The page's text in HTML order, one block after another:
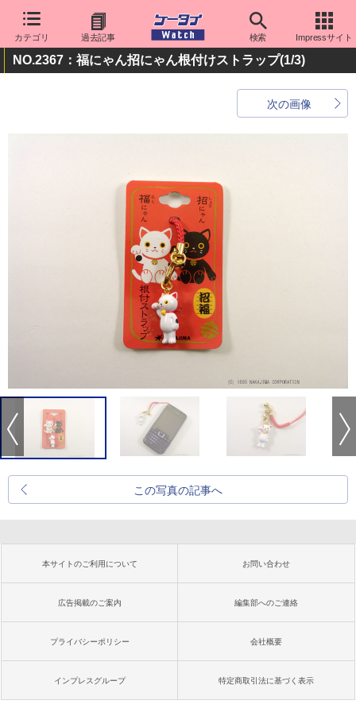
カテゴリ 過去記事 検索 Impressサイト
NO.2367：福にゃん招にゃん根付けストラップ(1/3)
次の画像
この写真の記事へ
本サイトのご利用について お問い合わせ
広告掲載のご案内 編集部へのご連絡
プライバシーポリシー 会社概要
インプレスグループ 特定商取引法に基づく表示